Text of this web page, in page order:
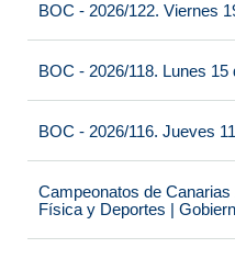
BOC - 2026/122. Viernes
BOC - 2026/118. Lunes 15
BOC - 2026/116. Jueves
Campeonatos de
Física y Deportes |